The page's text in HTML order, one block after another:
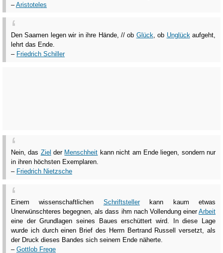
–Aristoteles
Den Saamen legen wir in ihre Hände, // ob Glück, ob Unglückaufgeht,
lehrt das Ende.
– Friedrich Schiller
Nein, das Ziel der Menschheit kann nicht am Ende liegen, sondern nur
in ihren höchsten Exemplaren.
– Friedrich Nietzsche
Einem wissenschaftlichen Schriftstellerkann kaum etwas
Unerwünschteres begegnen, als dass ihm nach Vollendung einerArbeit
eine der Grundlagen seines Baues erschüttert wird. In diese Lage
wurde ich durch einen Brief des Herrn Bertrand Russell versetzt, als
der Druck dieses Bandes sich seinem Ende näherte.
– Gottlob Frege